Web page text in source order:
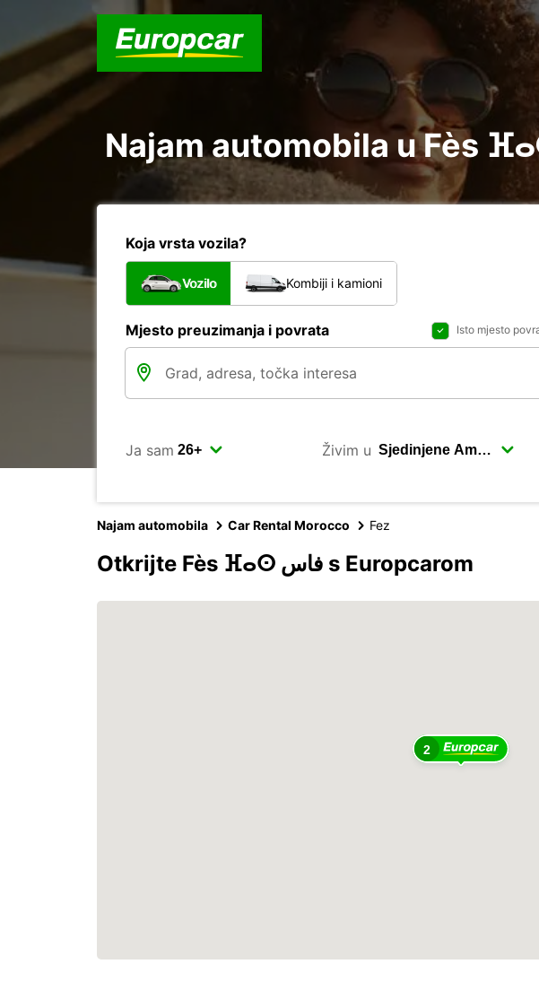
Koja vrsta vozila?
Vozilo Kombiji i kamioni
Mjesto preuzimanja i povrata Isto mjesto
Ja sam Živim u
Najam automobila Car Rental Morocco Fez
Otkrijte Fès ⴼⴰⵙ فاس s Europcarom
2